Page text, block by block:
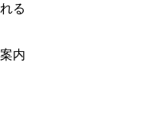
る
内